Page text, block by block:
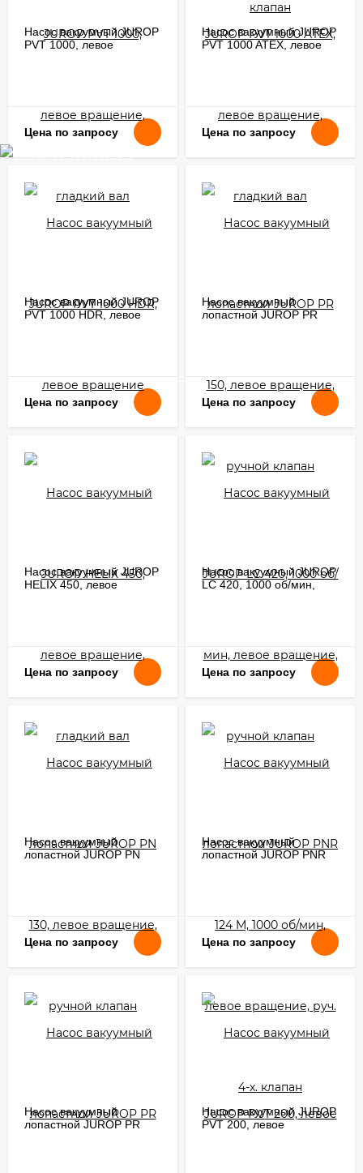
Насос вакуумный JUROP
PVT 1000, левое
Цена по запросу
Насос вакуумный JUROP
PVT 1000 ATEX, левое
Цена по запросу
Насос вакуумный JUROP
PVT 1000 HDR, левое
Цена по запросу
Насос вакуумный
лопастной JUROP PR
Цена по запросу
Насос вакуумный JUROP
HELIX 450, левое
Цена по запросу
Насос вакуумный JUROP
LC 420, 1000 об/мин,
Цена по запросу
Насос вакуумный
лопастной JUROP PN
Цена по запросу
Насос вакуумный
лопастной JUROP PNR
Цена по запросу
Насос вакуумный
лопастной JUROP PR
Насос вакуумный JUROP
PVT 200, левое